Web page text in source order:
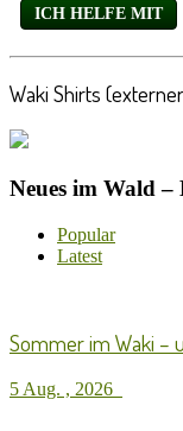
Waki Shirts
Neues im Wald
Popular
Latest
Sommer im Waki –
5 Aug. , 2026